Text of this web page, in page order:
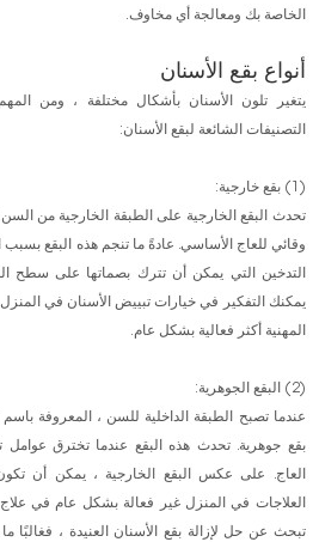
الخاصة بك ومعالجة أي مخاوف.
أنواع بقع الأسنان
يتغير تلون الأسنان بأشكال مختلفة ، ومن
التصنيفات الشائعة لبقع الأسنان:
(1) بقع خارجية:
تحدث البقع الخارجية على الطبقة الخارجية من
وقائي للعاج الأساسي. عادةً ما تنجم هذه البقع
التدخين التي يمكن أن تترك بصماتها على سطح
يمكنك التفكير في خيارات تبييض الأسنان في
المهنية أكثر فعالية بشكل عام.
(2) البقع الجوهرية:
بقع جوهرية. تحدث هذه البقع عندما تخترق عوامل
العاج. على عكس البقع الخارجية ، يمكن أن تكون
العلاجات في المنزل غير فعالة بشكل عام في علاج
تبحث عن حل لإزالة بقع الأسنان العنيدة ، فغالبًا